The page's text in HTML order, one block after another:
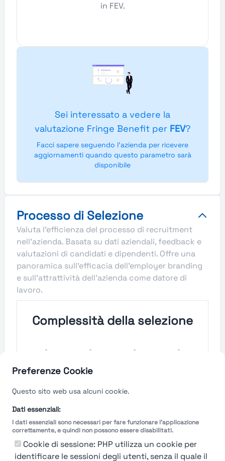
Preferenze Cookie
Questo sito web usa alcuni cookie.
Dati essenziali:
I dati essenziali sono necessari per fare funzionare l'applicazione
correttamente, e quindi non possono essere disabilitati.
Cookie di sessione: PHP utilizza un cookie per
identificare le sessioni degli utenti, senza il quale il
in FEV.
Sei interessato a vedere la
valutazione Fringe Benefit per FEV?
Facci sapere seguendo l'azienda per ricevere
aggiornamenti quando questo parametro sarà
disponibile
Processo di Selezione
Valuta l'efficienza del processo di recruitment
nell'azienda. Basata su dati aziendali, feedback e
valutazioni di candidati e dipendenti. Offre una
panoramica sull'efficacia dell'employer branding
e sull'attrattività dell'azienda come datore di
lavoro.
Complessità della selezione
Velocità del processo di
Molto
Breve Lungo
Molto